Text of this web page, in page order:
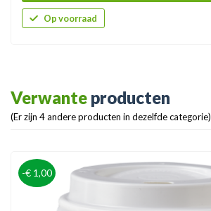
Op voorraad
Verwante producten
(Er zijn 4 andere producten in dezelfde categorie)
-€ 1,00